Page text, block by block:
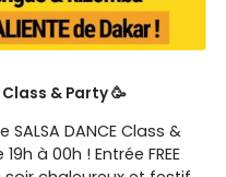
Class & Party 🥳
DANCE Class &
à 00h ! Entrée FREE